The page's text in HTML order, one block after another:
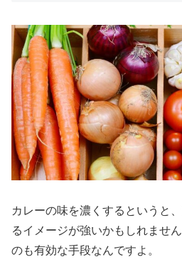
カレーの味を濃くするというと
るイメージが強いかもしれませ
のも有効な手段なんですよ。